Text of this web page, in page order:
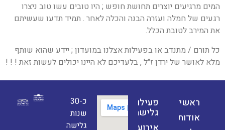
המים מרגיעים יוצרים תחושת חופש ; היו טובים עשו טוב ניצרו
רגעים של חמלה ועזרה הבנה והכלה לאחר . תמיד תדעו שעשיתם
את המירב לטובת הכלל.
כל תורם / מתנדב או בפעילות אצלנו במועדון ; יידע שהוא שותף
מלא לאושר של ירדן ז"ל , בלעדיכם לא היינו יכולים לעשות זאת ! ! !
ראשי
אודות
פעילויות
גלישה
כ-30
שנות
גלישה